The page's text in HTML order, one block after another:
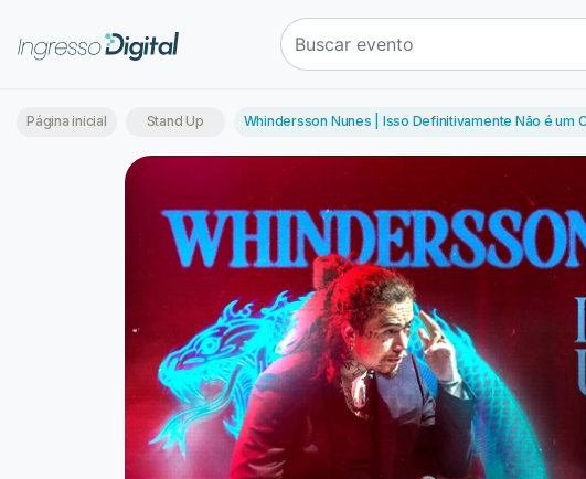
Página inicial Stand Up Whindersson Nunes | Isso Definitivamente Não é um